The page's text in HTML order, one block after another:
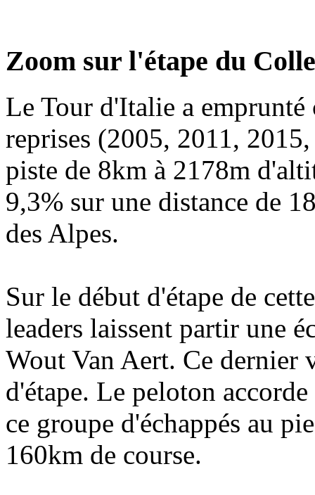
Zoom sur l'étape du
Le Tour d'Italie a emprunté
reprises (2005, 2011,
piste de 8km à 2178m
9,3% sur une distance de
des Alpes.
Sur le début d'étape de
leaders laissent partir une
Wout Van Aert. Ce
d'étape. Le peloton
ce groupe d'échappés au
160km de course.